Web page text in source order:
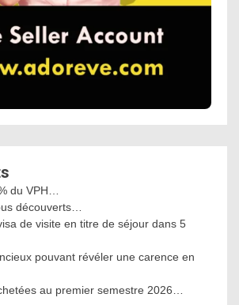
du VPH…
découverts…
de visite en titre de séjour dans 5
pouvant révéler une carence en
au premier semestre 2026…